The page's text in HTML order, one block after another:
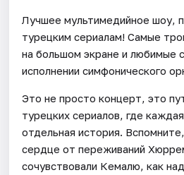
Лучшее мультимедийное шоу,
турецким сериалам! Самые
на большом экране и любимые
исполнении симфонического
Это не просто концерт, это
турецких сериалов, где
отдельная история.
сердце от переживаний
сочувствовали Кемалю, как